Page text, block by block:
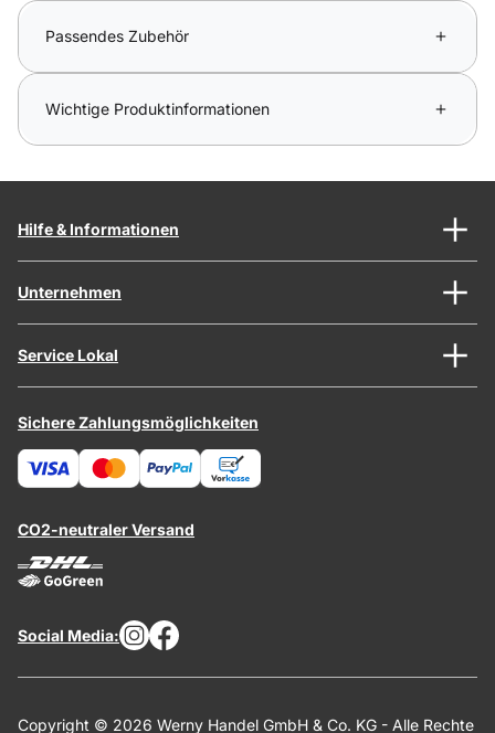
Passendes Zubehör
Wichtige Produktinformationen
Hilfe & Informationen
Unternehmen
Service Lokal
Sichere Zahlungsmöglichkeiten
CO2-neutraler Versand
Social Media:
Copyright © 2026 Werny Handel GmbH & Co. KG - Alle Rechte